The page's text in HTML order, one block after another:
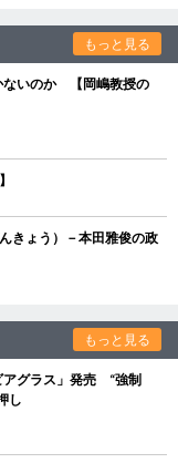
もっと見る
ないのか 【岡嶋教授の
きょう）－本田雅俊の政
もっと見る
アグラス」発売 “強制
し